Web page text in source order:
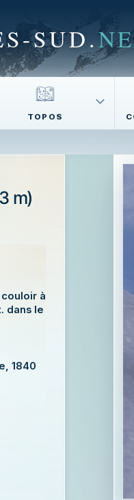
SUD.
TOPOS
m)
à
dans le
1840